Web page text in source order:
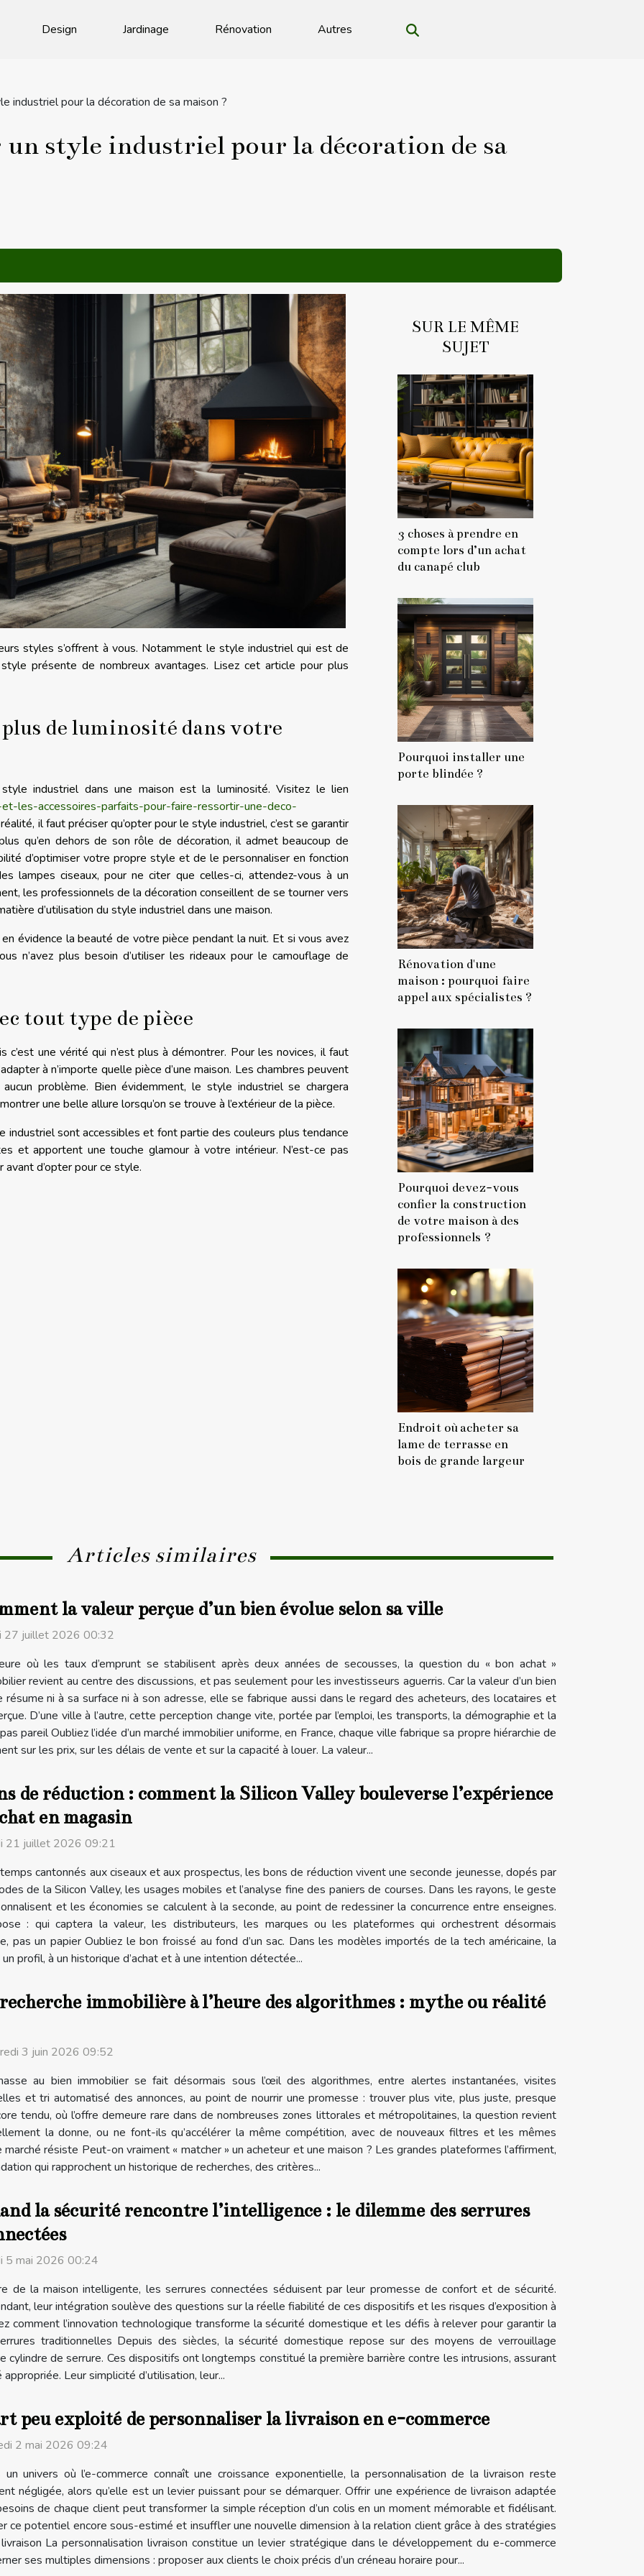
Design Jardinage Rénovation Autres
industriel pour la décoration de sa maison ?
style industriel pour la décoration de sa
styles s’offrent à vous. Notamment le style industriel qui est de
présente de nombreux avantages. Lisez cet article pour plus
de luminosité dans votre
industriel dans une maison est la luminosité. Visitez le lien
les-accessoires-parfaits-pour-faire-ressortir-une-deco-
il faut préciser qu’opter pour le style industriel, c’est se garantir
qu’en dehors de son rôle de décoration, il admet beaucoup de
d’optimiser votre propre style et de le personnaliser en fonction
lampes ciseaux, pour ne citer que celles-ci, attendez-vous à un
les professionnels de la décoration conseillent de se tourner vers
d’utilisation du style industriel dans une maison.
évidence la beauté de votre pièce pendant la nuit. Et si vous avez
n’avez plus besoin d’utiliser les rideaux pour le camouflage de
tout type de pièce
c’est une vérité qui n’est plus à démontrer. Pour les novices, il faut
à n’importe quelle pièce d’une maison. Les chambres peuvent
problème. Bien évidemment, le style industriel se chargera
une belle allure lorsqu’on se trouve à l’extérieur de la pièce.
industriel sont accessibles et font partie des couleurs plus tendance
et apportent une touche glamour à votre intérieur. N’est-ce pas
avant d’opter pour ce style.
SUR LE MÊME
SUJET
3 choses à prendre en
compte lors d’un achat
du canapé club
Pourquoi installer une
porte blindée ?
Rénovation d'une
maison : pourquoi faire
appel aux spécialistes ?
Pourquoi devez-vous
confier la construction
de votre maison à des
professionnels ?
Endroit où acheter sa
lame de terrasse en
bois de grande largeur
Articles similaires
la valeur perçue d’un bien évolue selon sa ville
27 juillet 2026 00:32
où les taux d’emprunt se stabilisent après deux années de secousses, la question du « bon achat »
revient au centre des discussions, et pas seulement pour les investisseurs aguerris. Car la valeur d’un bien
résume ni à sa surface ni à son adresse, elle se fabrique aussi dans le regard des acheteurs, des locataires et
D’une ville à l’autre, cette perception change vite, portée par l’emploi, les transports, la démographie et la
pareil Oubliez l’idée d’un marché immobilier uniforme, en France, chaque ville fabrique sa propre hiérarchie de
sur les prix, sur les délais de vente et sur la capacité à louer. La valeur...
de réduction : comment la Silicon Valley bouleverse l’expérience
en magasin
21 juillet 2026 09:21
cantonnés aux ciseaux et aux prospectus, les bons de réduction vivent une seconde jeunesse, dopés par
de la Silicon Valley, les usages mobiles et l’analyse fine des paniers de courses. Dans les rayons, le geste
et les économies se calculent à la seconde, au point de redessiner la concurrence entre enseignes.
: qui captera la valeur, les distributeurs, les marques ou les plateformes qui orchestrent désormais
pas un papier Oubliez le bon froissé au fond d’un sac. Dans les modèles importés de la tech américaine, la
profil, à un historique d’achat et à une intention détectée...
immobilière à l’heure des algorithmes : mythe ou réalité
3 juin 2026 09:52
au bien immobilier se fait désormais sous l’œil des algorithmes, entre alertes instantanées, visites
et tri automatisé des annonces, au point de nourrir une promesse : trouver plus vite, plus juste, presque
tendu, où l’offre demeure rare dans de nombreuses zones littorales et métropolitaines, la question revient
la donne, ou ne font-ils qu’accélérer la même compétition, avec de nouveaux filtres et les mêmes
résiste Peut-on vraiment « matcher » un acheteur et une maison ? Les grandes plateformes l’affirment,
qui rapprochent un historique de recherches, des critères...
la sécurité rencontre l’intelligence : le dilemme des serrures
5 mai 2026 00:24
de la maison intelligente, les serrures connectées séduisent par leur promesse de confort et de sécurité.
leur intégration soulève des questions sur la réelle fiabilité de ces dispositifs et les risques d’exposition à
comment l’innovation technologique transforme la sécurité domestique et les défis à relever pour garantir la
traditionnelles Depuis des siècles, la sécurité domestique repose sur des moyens de verrouillage
cylindre de serrure. Ces dispositifs ont longtemps constitué la première barrière contre les intrusions, assurant
Leur simplicité d’utilisation, leur...
peu exploité de personnaliser la livraison en e-commerce
2 mai 2026 09:24
un univers où l’e-commerce connaît une croissance exponentielle, la personnalisation de la livraison reste
négligée, alors qu’elle est un levier puissant pour se démarquer. Offrir une expérience de livraison adaptée
de chaque client peut transformer la simple réception d’un colis en un moment mémorable et fidélisant.
ce potentiel encore sous-estimé et insuffler une nouvelle dimension à la relation client grâce à des stratégies
La personnalisation livraison constitue un levier stratégique dans le développement du e-commerce
ses multiples dimensions : proposer aux clients le choix précis d’un créneau horaire pour...